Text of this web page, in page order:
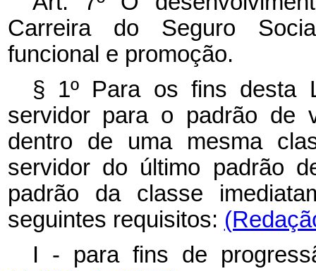
Carreira do Seguro
funcional e promoção.
§ 1º Para os fins desta
servidor para o padrão de
dentro de uma mesma
servidor do último padrão
padrão da classe
seguintes requisitos:
I - para fins de